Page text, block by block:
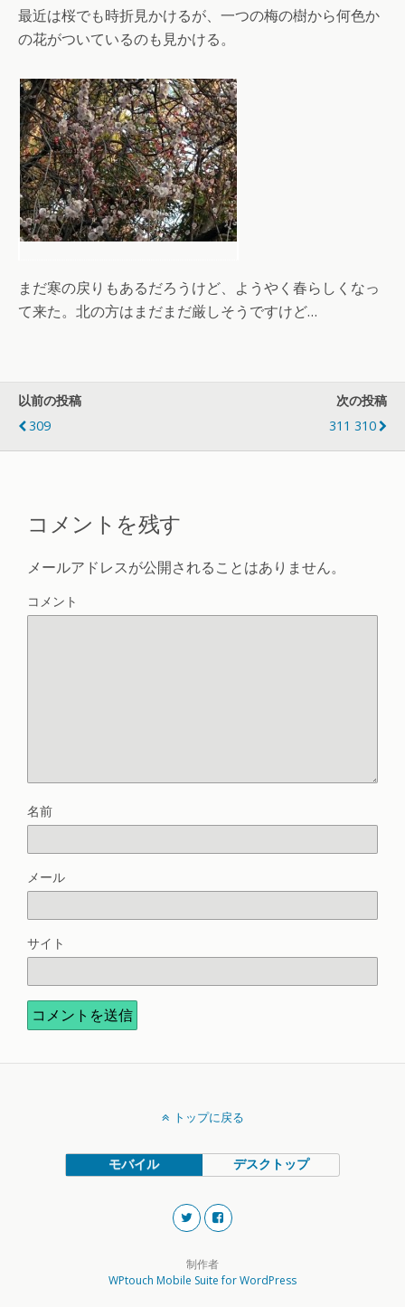
最近は桜でも時折見かけるが、一つの梅の樹から何色か
の花がついているのも見かける。
まだ寒の戻りもあるだろうけど、ようやく春らしくなっ
て来た。北の方はまだまだ厳しそうですけど…
以前の投稿
309
次の投稿
311 310
コメントを残す
メールアドレスが公開されることはありません。
コメント
名前
メール
サイト
トップに戻る
モバイル デスクトップ
制作者
WPtouch Mobile Suite for WordPress